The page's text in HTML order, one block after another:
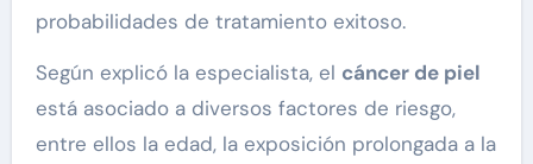
probabilidades de tratamiento exitoso.
Según explicó la especialista, el cáncer de piel
está asociado a diversos factores de riesgo,
entre ellos la edad, la exposición prolongada a la